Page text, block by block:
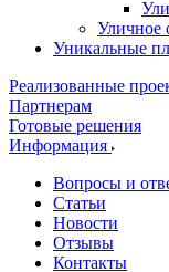
Уличное
Уникальные
Реализованные
Партнерам
Готовые решения
Информация
Вопросы и
Статьи
Новости
Отзывы
Контакты